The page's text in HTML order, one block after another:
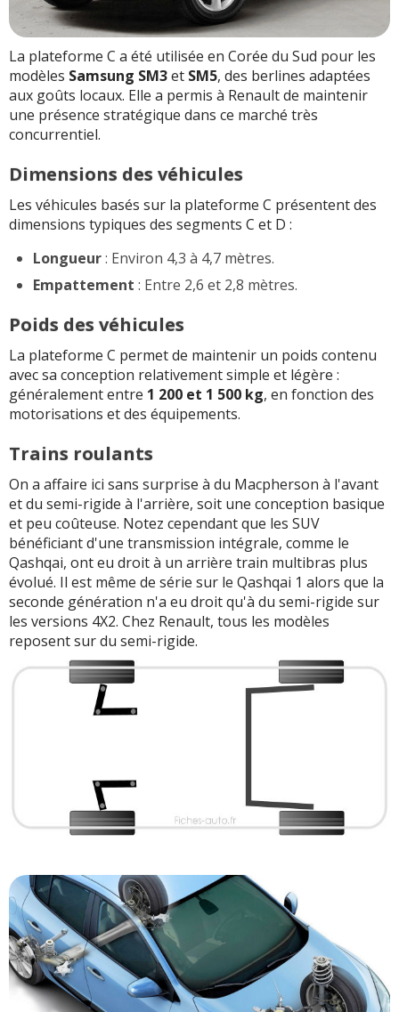
La plateforme C a été utilisée en Corée du Sud pour les
modèles Samsung SM3et SM5, des berlines adaptées
aux goûts locaux. Elle a permis à Renault de maintenir
une présence stratégique dans ce marché très
concurrentiel.
Dimensions des véhicules
Les véhicules basés sur la plateforme C présentent des
dimensions typiques des segments C et D :
Longueur: Environ 4,3 à 4,7 mètres.
Empattement : Entre 2,6 et 2,8 mètres.
Poids des véhicules
La plateforme C permet de maintenir un poids contenu
avec sa conception relativement simple et légère :
généralement entre 1 200 et 1 500 kg, en fonction des
motorisations et des équipements.
Trains roulants
On a affaire ici sans surprise à du Macpherson à l'avant
et du semi-rigide à l'arrière, soit une conception basique
et peu coûteuse. Notez cependant que les SUV
bénéficiant d'une transmission intégrale, comme le
Qashqai, ont eu droit à un arrière train multibras plus
évolué. Il est même de série sur le Qashqai 1 alors que la
seconde génération n'a eu droit qu'à du semi-rigide sur
les versions 4X2. Chez Renault, tous les modèles
reposent sur du semi-rigide.